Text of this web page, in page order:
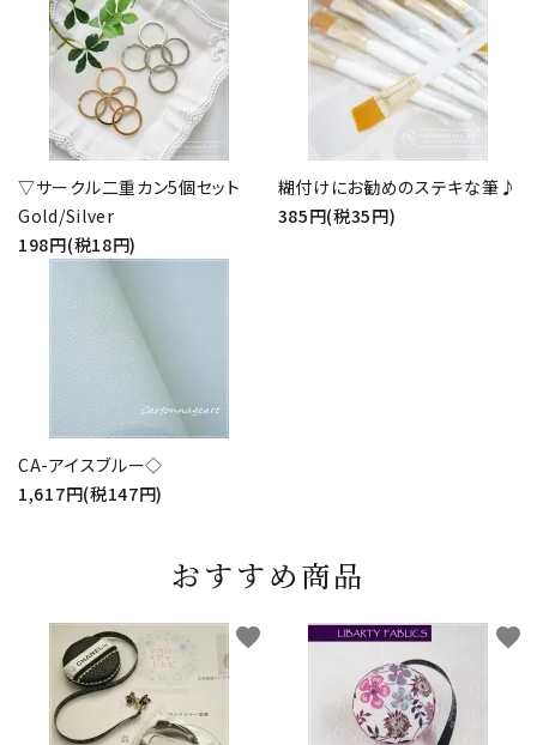
▽サークル二重カン5個セット
Gold/Silver
198円(税18円)
糊付けにお勧めのステキな筆♪
385円(税35円)
CA-アイスブルー◇
1,617円(税147円)
おすすめ商品
favorite favorite